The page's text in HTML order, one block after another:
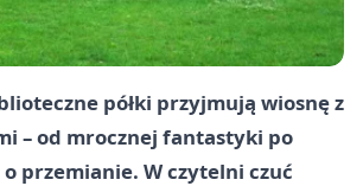
półki przyjmują wiosnę z
– od mrocznej fantastyki po
przemianie. W czytelni czuć